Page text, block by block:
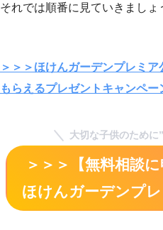
それでは順番に見ていきましょ
＞＞＞ほけんガーデンプレミ
もらえるプレゼントキャンペー
大切な子供のために
＞＞＞【無料相談
ほけんガーデンプ